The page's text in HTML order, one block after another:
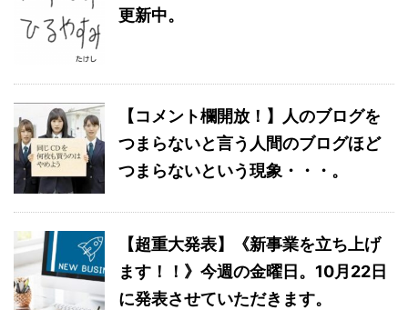
更新中。
【コメント欄開放！】人のブログを
つまらないと言う人間のブログほど
つまらないという現象・・・。
【超重大発表】《新事業を立ち上げ
ます！！》今週の金曜日。10月22日
に発表させていただきます。